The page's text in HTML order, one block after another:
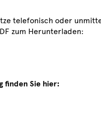
telefonisch oder
zum Herunterladen:
finden Sie hier: